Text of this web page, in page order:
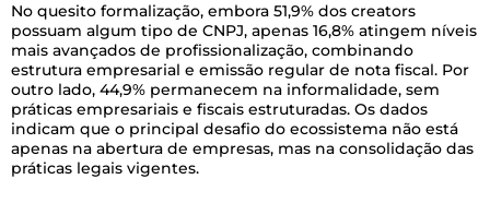
No quesito formalização, embora 51,9% dos creators
possuam algum tipo de CNPJ, apenas 16,8% atingem níveis
mais avançados de profissionalização, combinando
estrutura empresarial e emissão regular de nota fiscal. Por
outro lado, 44,9% permanecem na informalidade, sem
práticas empresariais e fiscais estruturadas. Os dados
indicam que o principal desafio do ecossistema não está
apenas na abertura de empresas, mas na consolidação das
práticas legais vigentes.